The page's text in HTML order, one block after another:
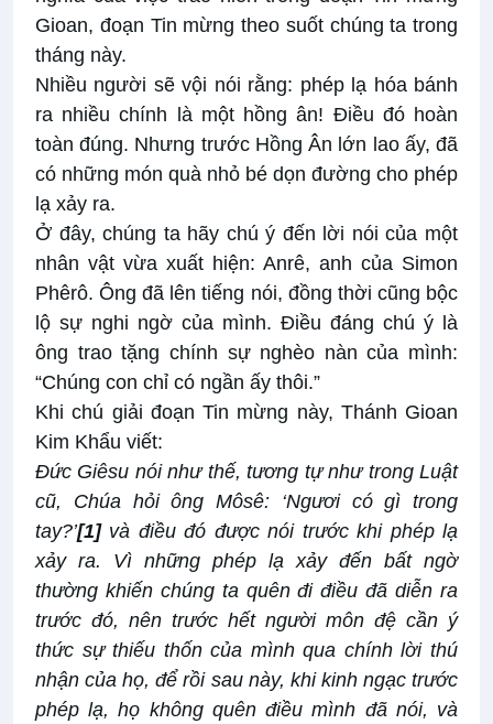
Gioan, đoạn Tin mừng theo suốt chúng ta trong
tháng này.
Nhiều người sẽ vội nói rằng: phép lạ hóa bánh
ra nhiều chính là một hồng ân! Điều đó hoàn
toàn đúng. Nhưng trước Hồng Ân lớn lao ấy, đã
có những món quà nhỏ bé dọn đường cho phép
lạ xảy ra.
Ở đây, chúng ta hãy chú ý đến lời nói của một
nhân vật vừa xuất hiện: Anrê, anh của Simon
Phêrô. Ông đã lên tiếng nói, đồng thời cũng bộc
lộ sự nghi ngờ của mình. Điều đáng chú ý là
ông trao tặng chính sự nghèo nàn của mình:
“Chúng con chỉ có ngần ấy thôi.”
Khi chú giải đoạn Tin mừng này, Thánh Gioan
Kim Khẩu viết:
Đức Giêsu nói như thế, tương tự như trong Luật
cũ, Chúa hỏi ông Môsê: ‘Ngươi có gì trong
tay?’[1]và điều đó được nói trước khi phép lạ
xảy ra. Vì những phép lạ xảy đến bất ngờ
thường khiến chúng ta quên đi điều đã diễn ra
trước đó, nên trước hết người môn đệ cần ý
thức sự thiếu thốn của mình qua chính lời thú
nhận của họ, để rồi sau này, khi kinh ngạc trước
phép lạ, họ không quên điều mình đã nói, và